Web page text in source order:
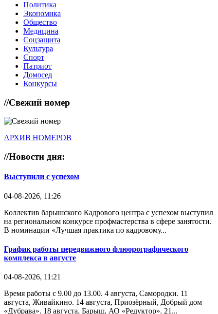
Политика
Экономика
Общество
Медицина
Соцзащита
Культура
Спорт
Патриот
Домосед
Конкурсы
//Свежий номер
АРХИВ НОМЕРОВ
//Новости дня:
Выступили с успехом
04-08-2026, 11:26
Коллектив барышского Кадрового центра с успехом выступил
на региональном конкурсе профмастерства в сфере занятости.
В номинации «Лучшая практика по кадровому...
График работы передвижного флюорографического
комплекса в августе
04-08-2026, 11:21
Время работы с 9.00 до 13.00. 4 августа, Самородки. 11
августа, Живайкино. 14 августа, Приозёрный, Добрый дом
«Дубрава». 18 августа, Барыш, АО «Редуктор». 21...